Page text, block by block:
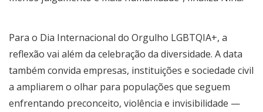
Para o Dia Internacional do Orgulho LGBTQIA+, a
reflexão vai além da celebração da diversidade. A data
também convida empresas, instituições e sociedade civil
a ampliarem o olhar para populações que seguem
enfrentando preconceito, violência e invisibilidade —